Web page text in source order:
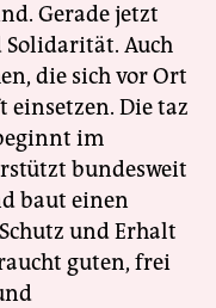
Gerade jetzt
Auch
die sich vor Ort
einsetzen. Die taz
im
bundesweit
baut einen
und Erhalt
guten, frei